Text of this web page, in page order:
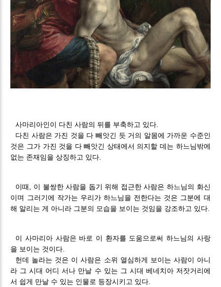
사마리아인이 다친 사람의 뒤를 부축하고 있다.
다친 사람은 가진 것을 다 빼앗긴 듯 거의 알몸에 가까운 수준인
것은 그가 가진 것을 다 빼앗긴 상태에서 의지할 데는 하느님밖에
없는 존재임을 상징하고 있다.
이때, 이 불쌍한 사람을 돕기 위해 접근한 사람은 하느님의 화신
이며 그러기에 작가는 우리가 하느님을 전한다는 것은 그분에 대
해 알리는 게 아니라 그분의 모습을 보이는 것임을 강조하고 있다.
이 사마리아 사람은 바로 이 환자를 도움으로써 하느님의 사랑
을 보이는 것이다.
헌데 놀라는 것은 이 사람은 소위 열심하게 보이는 사람이 아니
라 그 시대 어디 서나 만날 수 있는 그 시대 베네치아 저잣거리에
서 쉽게 만날 수 있는 인물로 등장시키고 있다.